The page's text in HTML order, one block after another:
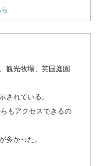
観光牧場、英国庭園
されている。
もアクセスできるの
多かった。